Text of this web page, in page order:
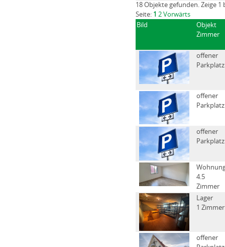
18 Objekte gefunden. Zeige 1
Seite: 1 2 Vorwärts
Bild
Objekt
Zimmer
offener
Parkplatz
offener
Parkplatz
offener
Parkplatz
4.5
Zimmer
Lager
1 Zimmer
offener